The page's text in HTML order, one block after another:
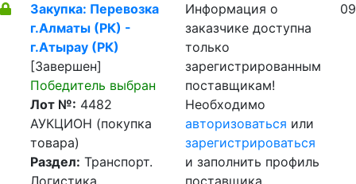
Закупка: Перевозка
г.Алматы (РК) -
г.Атырау (РК)
[Завершен]
Победитель выбран
Лот №: 4482
АУКЦИОН (покупка
товара)
Раздел: Транспорт.
Логистика.
Информация о
заказчике доступна
только
зарегистрированным
поставщикам!
Необходимо
авторизоваться или
зарегистрироваться
и заполнить профиль
поставщика.